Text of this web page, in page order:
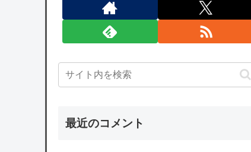
最近のコメント